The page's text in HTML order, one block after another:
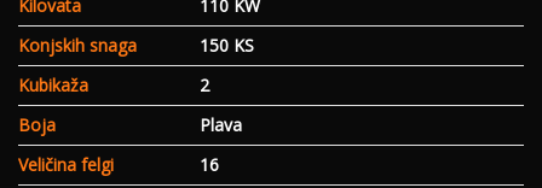
Kilovata
110 KW
Konjskih snaga
150 KS
Kubikaža
2
Boja
Plava
Veličina felgi
16